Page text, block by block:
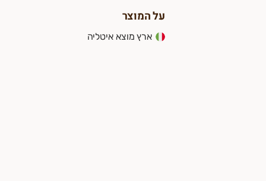
על המוצר
ארץ מוצא איטליה